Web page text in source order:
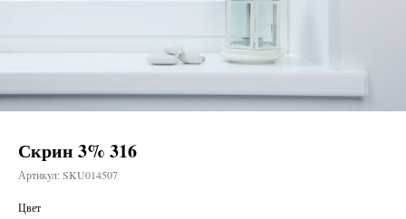
Скрин 3% 316
Артикул: SKU014507
Цвет